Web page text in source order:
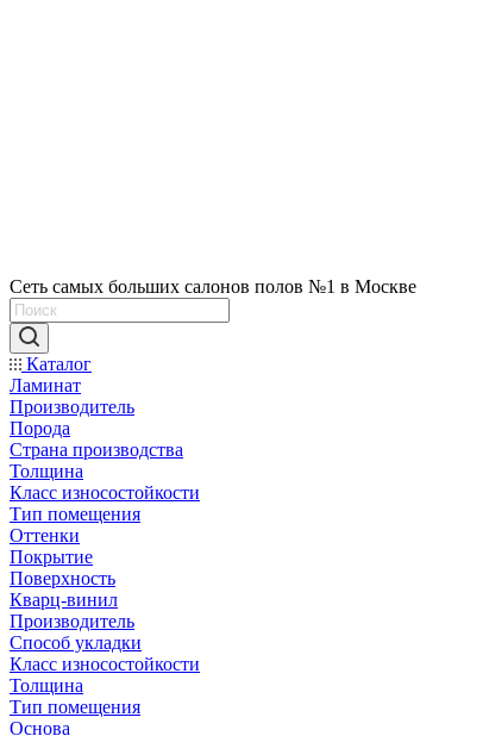
Сеть самых больших салонов полов №1 в Москве
Каталог
Ламинат
Производитель
Порода
Страна производства
Толщина
Класс износостойкости
Тип помещения
Оттенки
Покрытие
Поверхность
Кварц-винил
Производитель
Способ укладки
Класс износостойкости
Толщина
Тип помещения
Основа